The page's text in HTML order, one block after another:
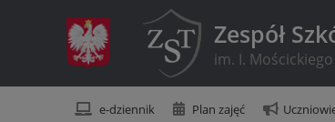
Zespół
im. I.
e-dziennik Plan zajęć